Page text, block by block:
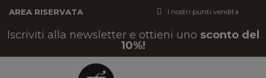
AREA RISERVATA I nostri punti vendita
Iscriviti alla newsletter e ottieni uno sconto del
10%!